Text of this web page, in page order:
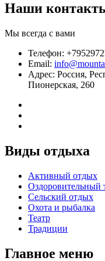
Наши
Мы всегда с вами
Телефон:
Email:
Адрес: Россия,
Пионерская, 260
Виды отдыха
Активный отдых
Оздоровительный
Сельский отдых
Охота и рыбалка
Театр
Традиции
Главное меню